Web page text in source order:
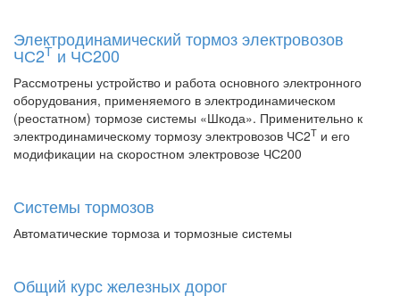
Электродинамический тормоз электровозов
ЧС2Т и ЧС200
Рассмотрены устройство и работа основного электронного
оборудования, применяемого в электродинамическом
(реостатном) тормозе системы «Шкода». Применительно к
электродинамическому тормозу электровозов ЧС2Т и его
модификации на скоростном электровозе ЧС200
Системы тормозов
Автоматические тормоза и тормозные системы
Общий курс железных дорог